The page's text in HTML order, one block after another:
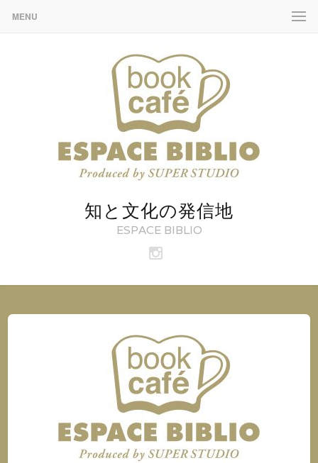
MENU
知と文化の発信地
ESPACE BIBLIO
ブ
オ
@
イ
ン
ス
タ
グ
ラ
ム